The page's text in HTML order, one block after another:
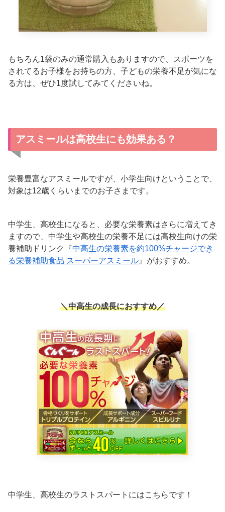
もちろん1袋のみの通常購入もありますので、スポーツを
されてるお子様をお持ちの方、子どもの栄養不足が気にな
る方は、ぜひ1度試してみてくださいね。
アスミールは高校生にも効果ある？
栄養豊富なアスミールですが、小学生向けということで、
対象は12歳くらいまでのお子さまです。
中学生、高校生になると、必要な栄養素はさらに増えてき
ますので、中学生や高校生の栄養不足には高校生向けの栄
養補助ドリンク『中高生の栄養素を約100%チャージでき
る栄養補助食品 スーパーアスミール 』がおすすめ。
＼中高生の成長におすすめ／
中学生、高校生のラストスパートにはこちらです！